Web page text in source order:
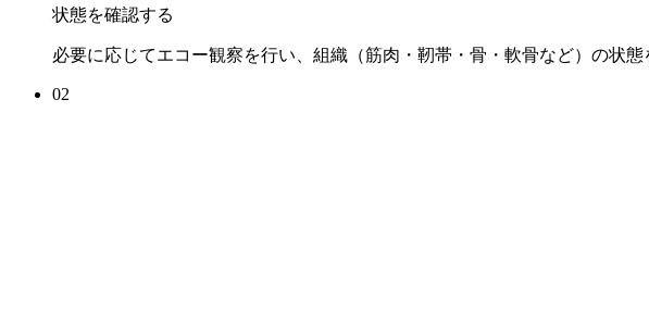
状態を確認する
必要に応じてエコー観察を行い、組織（筋肉・靭帯・骨・軟骨など）の状態
02